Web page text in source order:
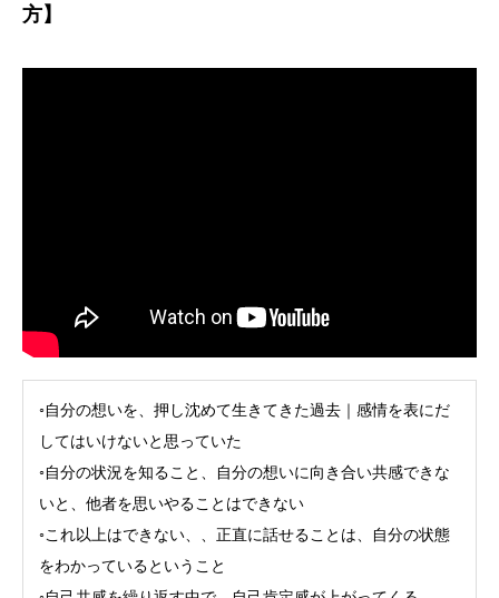
方】
◦自分の想いを、押し沈めて生きてきた過去｜感情を表にだ
してはいけないと思っていた
◦自分の状況を知ること、自分の想いに向き合い共感できな
いと、他者を思いやることはできない
◦これ以上はできない、、正直に話せることは、自分の状態
をわかっているということ